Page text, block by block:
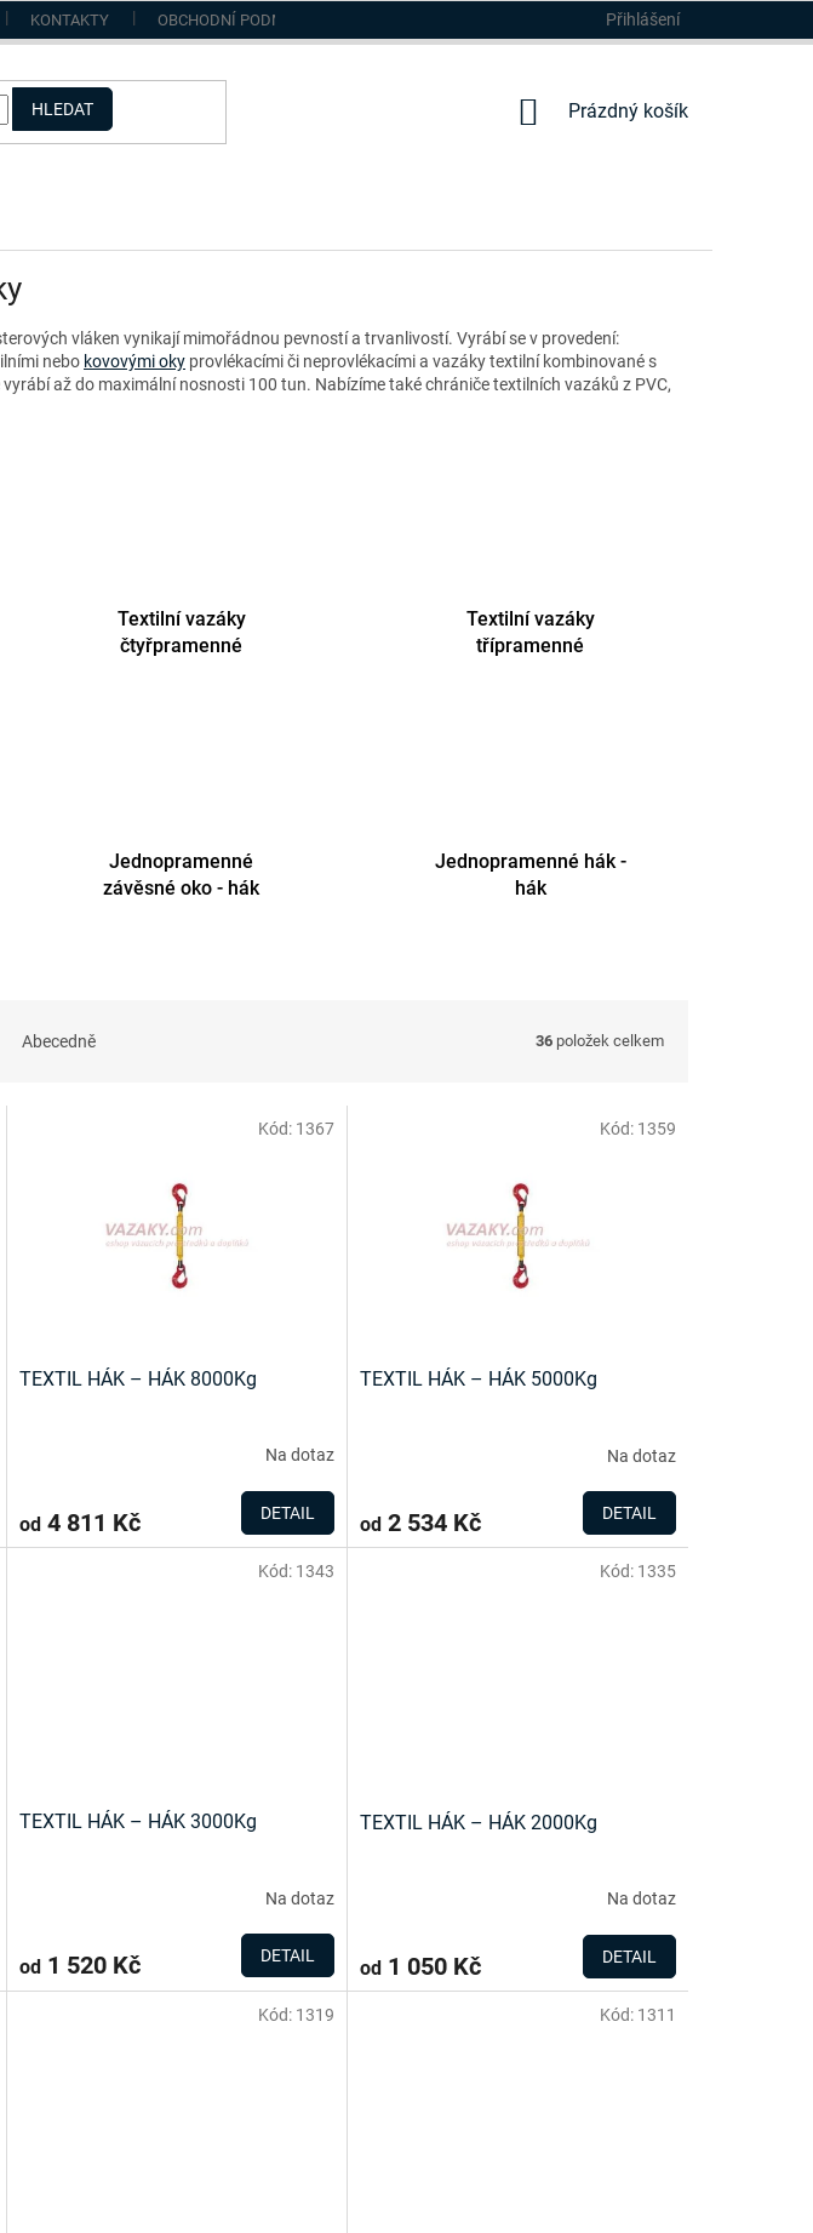
KONTAKTY OBCHODNÍ PODMÍNKY Přihlášení
HLEDAT
NÁKUPNÍ
Prázdný košík
vláken vynikají mimořádnou pevností a trvanlivostí. Vyrábí se v provedení:
nebo kovovými oky provlékacími či neprovlékacími a vazáky textilní kombinované s
až do maximální nosnosti 100 tun. Nabízíme také chrániče textilních vazáků z PVC,
Textilní vazáky
čtyřpramenné
Textilní vazáky
třípramenné
Jednopramenné
závěsné oko - hák
Jednopramenné hák -
hák
Abecedně 36 položek celkem
TEXTIL HÁK – HÁK 8000Kg
Na dotaz
od4 811 Kč DETAIL
Kód: 1367
TEXTIL HÁK – HÁK 5000Kg
Na dotaz
od2 534 Kč DETAIL
Kód: 1359
TEXTIL HÁK – HÁK 3000Kg
Na dotaz
od1 520 Kč DETAIL
Kód: 1343
TEXTIL HÁK – HÁK 2000Kg
Na dotaz
od1 050 Kč DETAIL
Kód: 1335
Kód: 1319 Kód: 1311